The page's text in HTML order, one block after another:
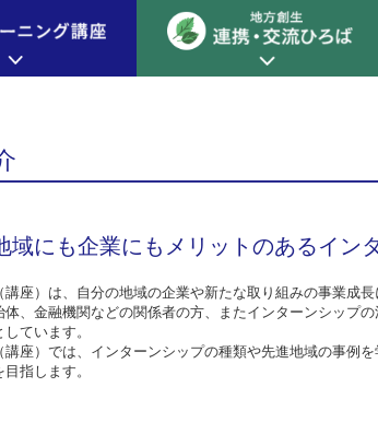
eラーニング講座 HOME
サイトマップ
eラーニング講座
地方創生の実践事例紹介
イベント情報
ューサー 専門編 総合プロデューサー 戦略の事業化
域にも企業にもメリットのあるイン
講座）は、自分の地域の企業や新たな取り組みの事業成
体、金融機関などの関係者の方、またインターンシップ
ています。
講座）では、インターンシップの種類や先進地域の事例
指します。